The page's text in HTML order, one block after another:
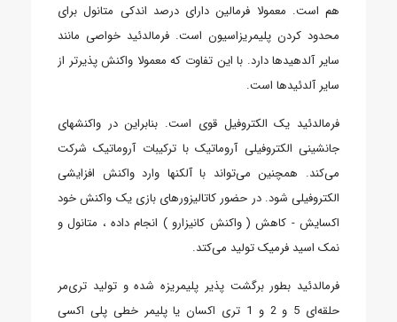
هم است. معمولا فرمالین دارای درصد اندکی متانول برای
محدود کردن پلیمریزاسیون است. فرمالدئید خواصی مانند
سایر آلدهیدها دارد. با این تفاوت که معمولا واکنش ‌پذیرتر از
سایر آلدئیدها است.
فرمالدئید یک الکتروفیل قوی است. بنابراین در واکنشهای
جانشینی الکتروفیلی آروماتیک با ترکیبات آروماتیک شرکت
می‌کند. همچنین می‌تواند با آلکنها وارد واکنش افزایشی
الکتروفیلی شود. در حضور کاتالیزورهای بازی یک واکنش خود
اکسایش - کاهش ( واکنش کانیزارو ) انجام داده ، متانول و
نمک اسید فرمیک تولید می‌کتد.
فرمالدئید بطور برگشت ‌پذیر پلیمریزه شده و تولید تری‌مر
حلقه‌ای 5 و 2 و 1 تری اکسان یا پلیمر خطی پلی اکسی